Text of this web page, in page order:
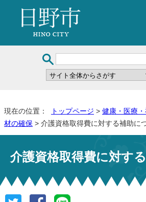
現在の位置： トップページ > 健康・医療・
材の確保 > 介護資格取得費に対する補助に
介護資格取得費に対す